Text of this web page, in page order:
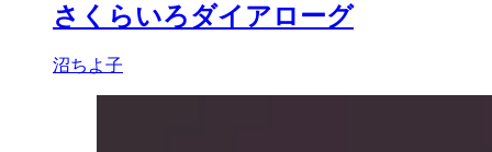
さくらいろダイアローグ
沼ちよ子